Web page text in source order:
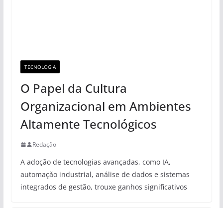
TECNOLOGIA
O Papel da Cultura
Organizacional em Ambientes
Altamente Tecnológicos
Redação
A adoção de tecnologias avançadas, como IA,
automação industrial, análise de dados e sistemas
integrados de gestão, trouxe ganhos significativos